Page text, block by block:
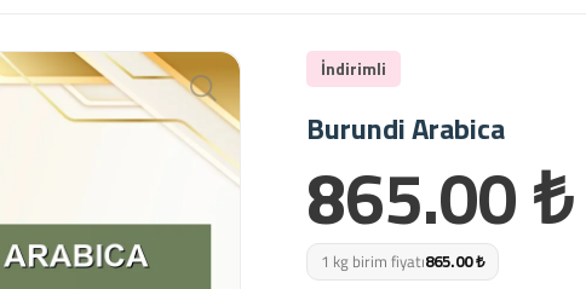
İndirimli
Burundi Arabica
865.00 ₺
1 kg birim fiyatı865.00 ₺